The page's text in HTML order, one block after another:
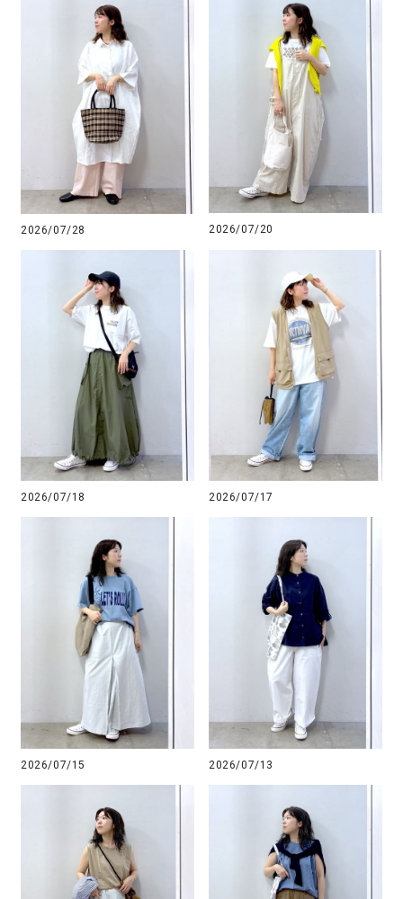
2026/07/28 2026/07/20
2026/07/18 2026/07/17
2026/07/15 2026/07/13